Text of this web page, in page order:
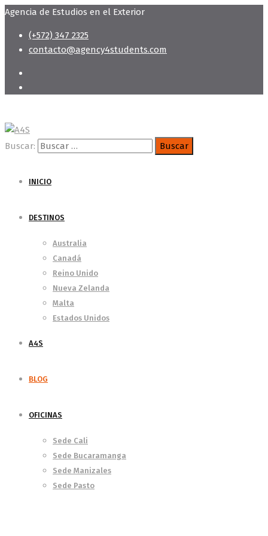
Agencia de Estudios en el Exterior
(+572) 347 2325
contacto@agency4students.com
Buscar:
INICIO
DESTINOS
Australia
Canadá
Reino Unido
Nueva Zelanda
Malta
Estados Unidos
A4S
BLOG
OFICINAS
Sede Cali
Sede Bucaramanga
Sede Manizales
Sede Pasto